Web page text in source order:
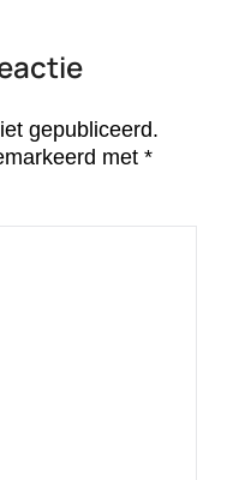
gepubliceerd.
met *